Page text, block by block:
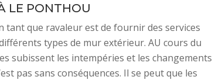
LE PONTHOU
tant que ravaleur est de fournir des services
types de mur extérieur. AU cours du
subissent les intempéries et les changements
pas sans conséquences. Il se peut que les